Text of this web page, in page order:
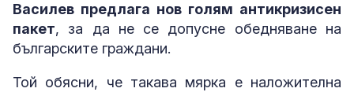
Василев предлага нов голям антикризисен
пакет, за да не се допусне обедняване на
българските граждани.
Той обясни, че такава мярка е наложителна